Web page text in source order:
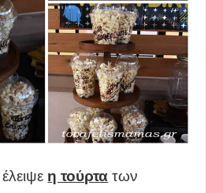
η τούρτα των